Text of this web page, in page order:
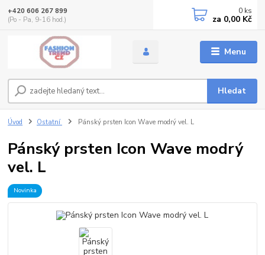
Menu
Hledat
+420 606 267 899
(Po - Pa, 9-16 hod.)
0 ks
za 0,00 Kč
Úvod Ostatní Pánský prsten Icon Wave modrý vel. L
Pánský prsten Icon Wave modrý
vel. L
Novinka